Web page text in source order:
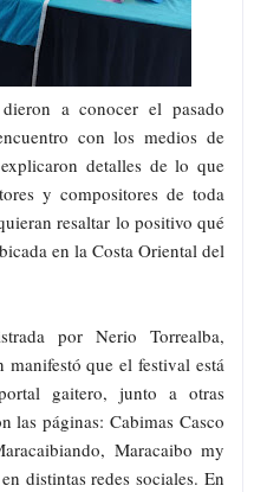
a conocer el pasado
con los medios de
detalles de lo que
y compositores de toda
resaltar lo positivo qué
en la Costa Oriental del
por Nerio Torrealba,
que el festival está
gaitero, junto a otras
las páginas: Cabimas Casco
Maracaibo my
distintas redes sociales. En